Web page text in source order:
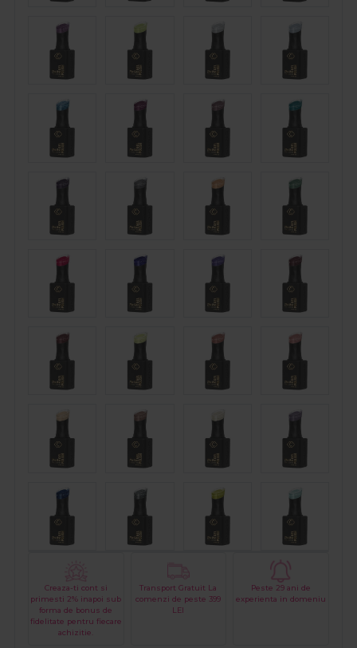
Creaza-ti cont si
primesti 2% inapoi sub
forma de bonus de
fidelitate pentru fiecare
achizitie.
Transport Gratuit La
comenzi de peste 399
LEI
Peste 29 ani de
experienta in domeniu